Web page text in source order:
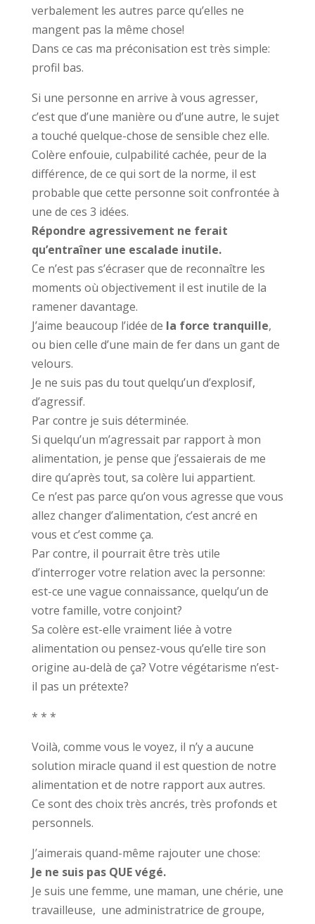
verbalement les autres parce qu’elles ne
mangent pas la même chose!
Dans ce cas ma préconisation est très simple:
profil bas.
Si une personne en arrive à vous agresser,
c’est que d’une manière ou d’une autre, le sujet
a touché quelque-chose de sensible chez elle.
Colère enfouie, culpabilité cachée, peur de la
différence, de ce qui sort de la norme, il est
probable que cette personne soit confrontée à
une de ces 3 idées.
Répondre agressivement ne ferait
qu’entraîner une escalade inutile.
Ce n’est pas s’écraser que de reconnaître les
moments où objectivement il est inutile de la
ramener davantage.
J’aime beaucoup l’idée de la force tranquille,
ou bien celle d’une main de fer dans un gant de
velours.
Je ne suis pas du tout quelqu’un d’explosif,
d’agressif.
Par contre je suis déterminée.
Si quelqu’un m’agressait par rapport à mon
alimentation, je pense que j’essaierais de me
dire qu’après tout, sa colère lui appartient.
Ce n’est pas parce qu’on vous agresse que vous
allez changer d’alimentation, c’est ancré en
vous et c’est comme ça.
Par contre, il pourrait être très utile
d’interroger votre relation avec la personne:
est-ce une vague connaissance, quelqu’un de
votre famille, votre conjoint?
Sa colère est-elle vraiment liée à votre
alimentation ou pensez-vous qu’elle tire son
origine au-delà de ça? Votre végétarisme n’est-
il pas un prétexte?
* * *
Voilà, comme vous le voyez, il n’y a aucune
solution miracle quand il est question de notre
alimentation et de notre rapport aux autres.
Ce sont des choix très ancrés, très profonds et
personnels.
J’aimerais quand-même rajouter une chose:
Je ne suis pas QUE végé.
Je suis une femme, une maman, une chérie, une
travailleuse, une administratrice de groupe,